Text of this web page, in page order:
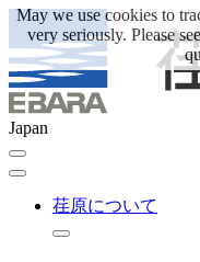
Japan
荏原について
May we use cookies to
very seriously. Please